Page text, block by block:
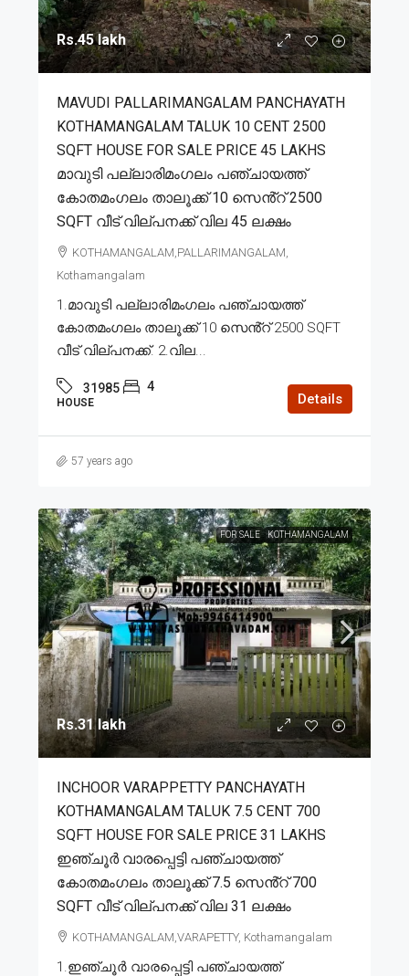
Rs.45 lakh
MAVUDI PALLARIMANGALAM PANCHAYATH
KOTHAMANGALAM TALUK 10 CENT 2500
SQFT HOUSE FOR SALE PRICE 45 LAKHS
മാവുടി പല്ലാരിമംഗലം പഞ്ചായത്ത്
കോതമംഗലം താലൂക്ക് 10 സെൻ്റ് 2500
SQFT വീട് വില്പനക്ക് വില 45 ലക്ഷം
KOTHAMANGALAM,PALLARIMANGALAM,
Kothamangalam
1.മാവുടി പല്ലാരിമംഗലം പഞ്ചായത്ത്
കോതമംഗലം താലൂക്ക് 10 സെൻ്റ് 2500 SQFT
വീട് വില്പനക്ക്. 2.വില...
31985 4
HOUSE Details
57 years ago
FOR SALE KOTHAMANGALAM
Rs.31 lakh
INCHOOR VARAPPETTY PANCHAYATH
KOTHAMANGALAM TALUK 7.5 CENT 700
SQFT HOUSE FOR SALE PRICE 31 LAKHS
ഇഞ്ചൂർ വാരപ്പെട്ടി പഞ്ചായത്ത്
കോതമംഗലം താലൂക്ക് 7.5 സെൻ്റ് 700
SQFT വീട് വില്പനക്ക് വില 31 ലക്ഷം
KOTHAMANGALAM,VARAPETTY, Kothamangalam
1.ഇഞ്ചൂർ വാരപ്പെട്ടി പഞ്ചായത്ത്